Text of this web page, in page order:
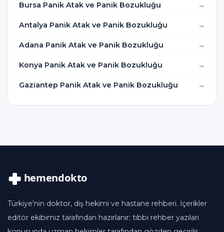
Bursa Panik Atak ve Panik Bozukluğu
Antalya Panik Atak ve Panik Bozukluğu
Adana Panik Atak ve Panik Bozukluğu
Konya Panik Atak ve Panik Bozukluğu
Gaziantep Panik Atak ve Panik Bozukluğu
Türkiye'nin doktor, diş hekimi ve hastane rehberi. İçerikler
editör ekibimiz tarafından hazırlanır; tıbbi rehber yazıları